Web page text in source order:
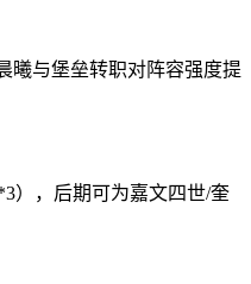
曦与堡垒转职对阵容强度提
），后期可为嘉文四世/奎